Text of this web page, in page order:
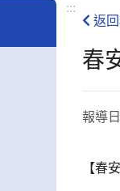
:::
返
春
報導日
【春